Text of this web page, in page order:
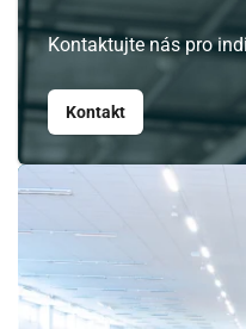
Kontaktujte nás pro
Kontakt
PO
27 29
3